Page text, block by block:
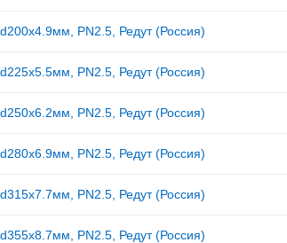
PN2.5, Редут (Россия)
PN2.5, Редут (Россия)
PN2.5, Редут (Россия)
PN2.5, Редут (Россия)
PN2.5, Редут (Россия)
PN2.5, Редут (Россия)